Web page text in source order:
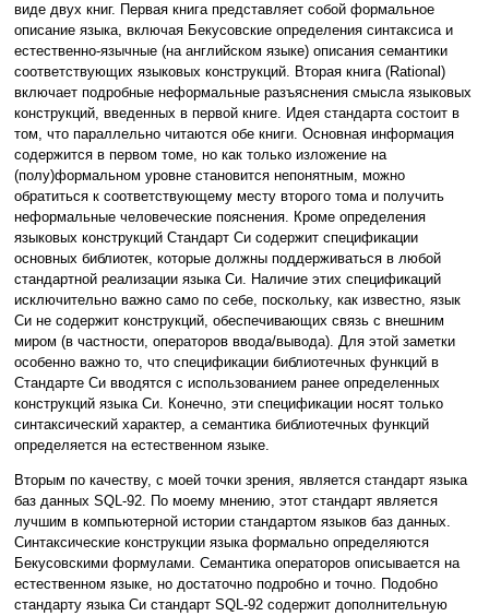
виде двух книг. Первая книга представляет собой формальное
описание языка, включая Бекусовские определения синтаксиса и
естественно-язычные (на английском языке) описания семантики
соответствующих языковых конструкций. Вторая книга (Rational)
включает подробные неформальные разъяснения смысла языковых
конструкций, введенных в первой книге. Идея стандарта состоит в
том, что параллельно читаются обе книги. Основная информация
содержится в первом томе, но как только изложение на
(полу)формальном уровне становится непонятным, можно
обратиться к соответствующему месту второго тома и получить
неформальные человеческие пояснения. Кроме определения
языковых конструкций Стандарт Си содержит спецификации
основных библиотек, которые должны поддерживаться в любой
стандартной реализации языка Си. Наличие этих спецификаций
исключительно важно само по себе, поскольку, как известно, язык
Си не содержит конструкций, обеспечивающих связь с внешним
миром (в частности, операторов ввода/вывода). Для этой заметки
особенно важно то, что спецификации библиотечных функций в
Стандарте Си вводятся с использованием ранее определенных
конструкций языка Си. Конечно, эти спецификации носят только
синтаксический характер, а семантика библиотечных функций
определяется на естественном языке.
Вторым по качеству, с моей точки зрения, является стандарт языка
баз данных SQL-92. По моему мнению, этот стандарт является
лучшим в компьютерной истории стандартом языков баз данных.
Синтаксические конструкции языка формально определяются
Бекусовскими формулами. Семантика операторов описывается на
естественном языке, но достаточно подробно и точно. Подобно
стандарту языка Си стандарт SQL-92 содержит дополнительную